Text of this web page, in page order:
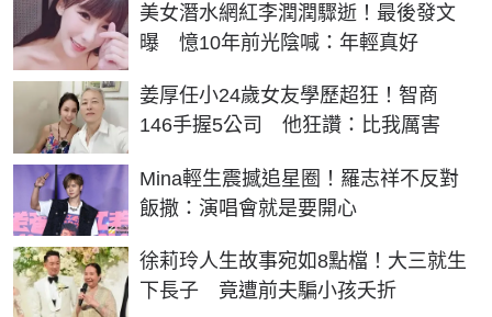
美女潛水網紅李潤潤驟逝！最後發文
曝 憶10年前光陰喊：年輕真好
姜厚任小24歲女友學歷超狂！智商
146手握5公司 他狂讚：比我厲害
Mina輕生震撼追星圈！羅志祥不反對
飯撒：演唱會就是要開心
徐莉玲人生故事宛如8點檔！大三就生
下長子 竟遭前夫騙小孩夭折